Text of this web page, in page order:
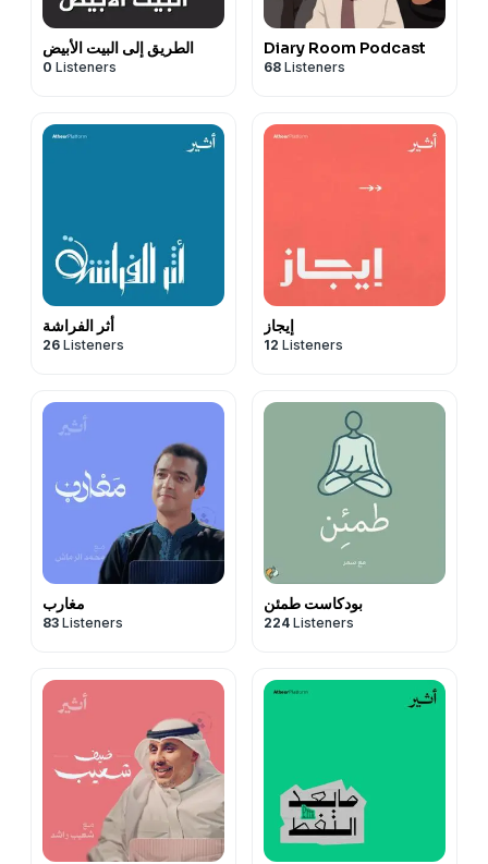
الطريق إلى البيت الأبيض
0 Listeners
Diary Room Podcast
68 Listeners
أثر الفراشة
26 Listeners
إيجاز
12 Listeners
مغارب
83 Listeners
بودكاست طمئن
224 Listeners